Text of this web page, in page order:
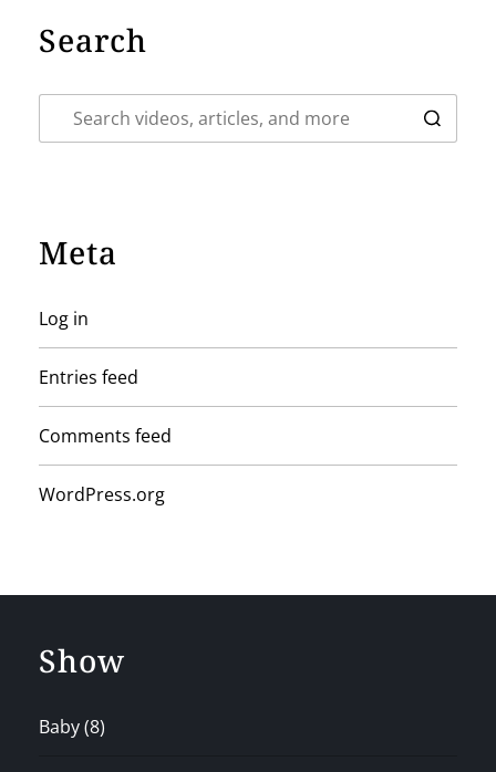
Search
Meta
Log in
Entries feed
Comments feed
WordPress.org
Show
Baby(8)